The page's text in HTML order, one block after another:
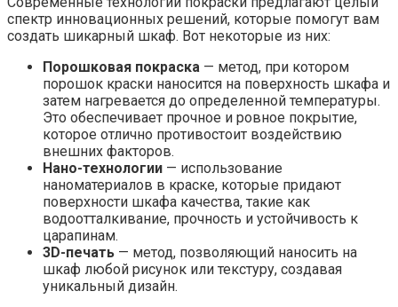
спектр инновационных решений, которые помогут вам
создать шикарный шкаф. Вот некоторые из них:
Порошковая покраска — метод, при котором
порошок краски наносится на поверхность шкафа и
затем нагревается до определенной температуры.
Это обеспечивает прочное и ровное покрытие,
которое отлично противостоит воздействию
внешних факторов.
Нано-технологии — использование
наноматериалов в краске, которые придают
поверхности шкафа качества, такие как
водоотталкивание, прочность и устойчивость к
царапинам.
3D-печать — метод, позволяющий наносить на
шкаф любой рисунок или текстуру, создавая
уникальный дизайн.